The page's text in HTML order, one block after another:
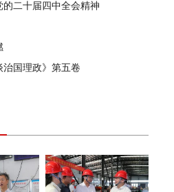
的二十届四中全会精神
治国理政》第五卷